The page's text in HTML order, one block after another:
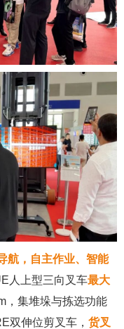
航，自主作业、智能
人上型三向叉车最大
，集堆垛与拣选功能
双伸位剪叉车， 货叉